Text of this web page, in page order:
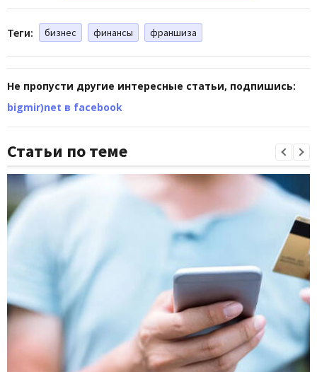
Теги: бизнес финансы франшиза
Не пропусти другие интересные статьи, подпишись:
bigmir)net в facebook
Статьи по теме